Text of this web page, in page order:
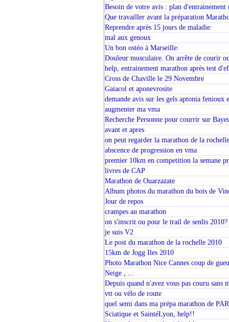
Besoin de votre avis : plan d'entrainement
Que travailler avant la préparation
Reprendre après 15 jours de maladie:
mal aux genoux
Un bon ostéo à Marseille:
Douleur musculaire. On arrête de courir
help, entrainement marathon après test
Cross de Chaville le 29 Novembre
Gaiacol et aponevrosite
demande avis sur les gels aptonia fenioux
augmenter ma vma
Recherche Personne pour courrir sur
avant et apres
on peut regarder la marathon de la
abscence de progression en vma
premier 10km en competition la semane
livres de CAP
Marathon de Ouarzazate
Album photos du marathon du bois de
Jour de repos
crampes au marathon
on s'inscrit ou pour le trail de senlis 2010?
je suis V2
Le post du marathon de la rochelle 2010
15km de Jogg Iles 2010
Photo Marathon Nice Cannes coup de
Neige , ...
Depuis quand n'avez vous pas couru sans
vtt ou vélo de route
quel semi dans ma prépa marathon de
Sciatique et SaintéLyon, help!!